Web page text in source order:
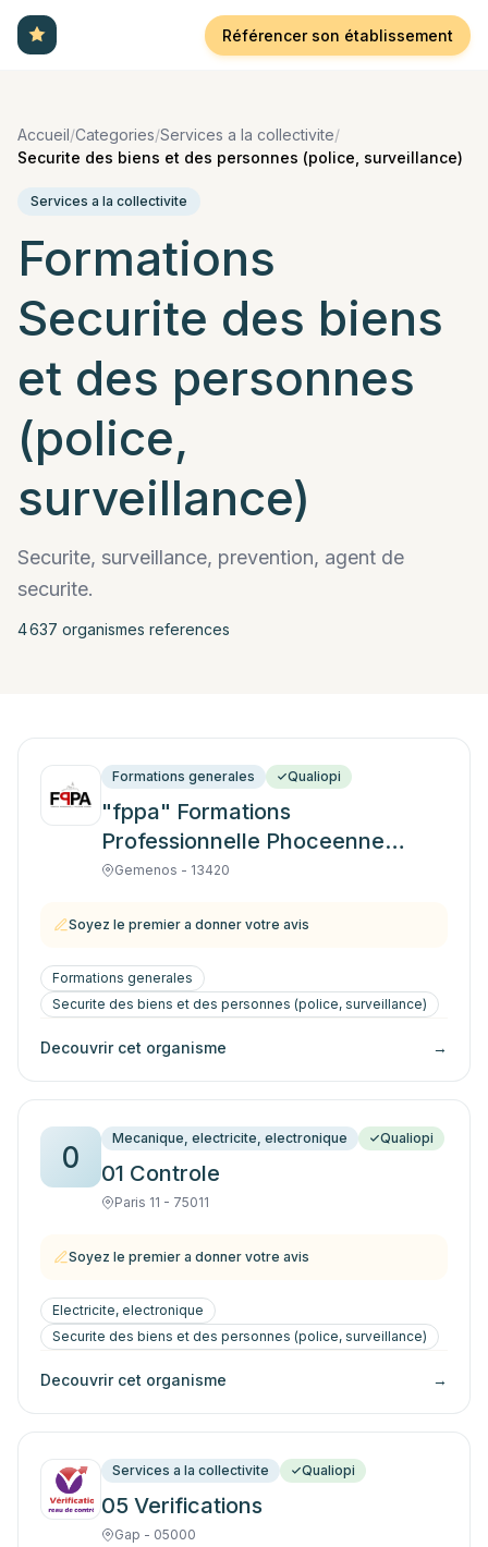
Référencer son établissement
Accueil/Categories/Services a la collectivite/
Securite des biens et des personnes (police, surveillance)
Services a la collectivite
Formations
Securite des biens
et des personnes
(police,
surveillance)
Securite, surveillance, prevention, agent de
securite.
4 637 organismes references
Formations generales Qualiopi
"fppa" Formations
Professionnelle Phoceenne
Academie
Gemenos - 13420
Soyez le premier a donner votre avis
Formations generales
Securite des biens et des personnes (police, surveillance)
Decouvrir cet organisme →
0
Mecanique, electricite, electronique Qualiopi
01 Controle
Paris 11 - 75011
Soyez le premier a donner votre avis
Electricite, electronique
Securite des biens et des personnes (police, surveillance)
Decouvrir cet organisme →
Services a la collectivite Qualiopi
05 Verifications
Gap - 05000